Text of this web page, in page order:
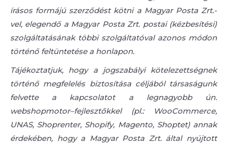
írásos formájú szerződést kötni a Magyar Posta Zrt.-
vel, elegendő a Magyar Posta Zrt. postai (kézbesítési)
szolgáltatásának többi szolgáltatóval azonos módon
történő feltüntetése a honlapon.
Tájékoztatjuk, hogy a jogszabályi kötelezettségnek
történő megfelelés biztosítása céljából társaságunk
felvette a kapcsolatot a legnagyobb ún.
webshopmotor–fejlesztőkkel (pl.: WooCommerce,
UNAS, Shoprenter, Shopify, Magento, Shoptet) annak
érdekében, hogy a Magyar Posta Zrt. által nyújtott